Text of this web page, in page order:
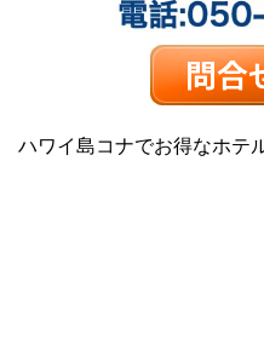
ハワイ島コナでお得なホテ